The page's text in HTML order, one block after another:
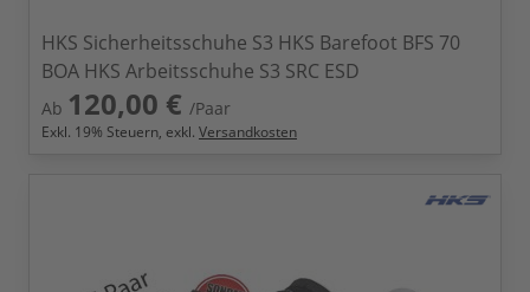
HKS Sicherheitsschuhe S3 HKS Barefoot BFS 70
BOA HKS Arbeitsschuhe S3 SRC ESD
Ab 120,00 € /Paar
Exkl. 19% Steuern, exkl. Versandkosten